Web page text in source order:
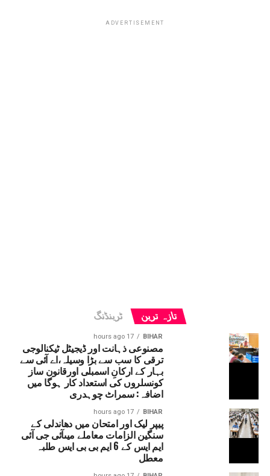
ADVERTISEMENT
تازہ ترین ٹرینڈنگ
BIHAR
17 hours ago
مصنوعی ذہانت اور ڈیجیٹل ٹیکنالوجی
ترقی کا سب سے بڑا وسیلہ،اے آئی سے
بہار کے ارکانِ اسمبلی اورقانون ساز
کونسلروں کی استعداد کار ہوگا میں
اضافہ: سمراٹ چوہدری
BIHAR
17 hours ago
پیپر لیک اور امتحان میں دھاندلی کے
سنگین الزامات معاملے میںآئی جی آئی
ایم ایس کے 6 ایم بی بی ایس طلبہ
معطل